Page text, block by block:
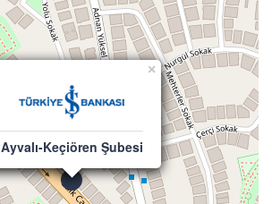
×
Ayvalı-Keçiören Şubesi